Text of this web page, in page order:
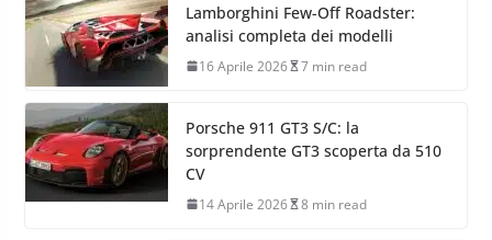
Lamborghini Few-Off Roadster:
analisi completa dei modelli
16 Aprile 2026 7 min read
Porsche 911 GT3 S/C: la
sorprendente GT3 scoperta da 510
CV
14 Aprile 2026 8 min read